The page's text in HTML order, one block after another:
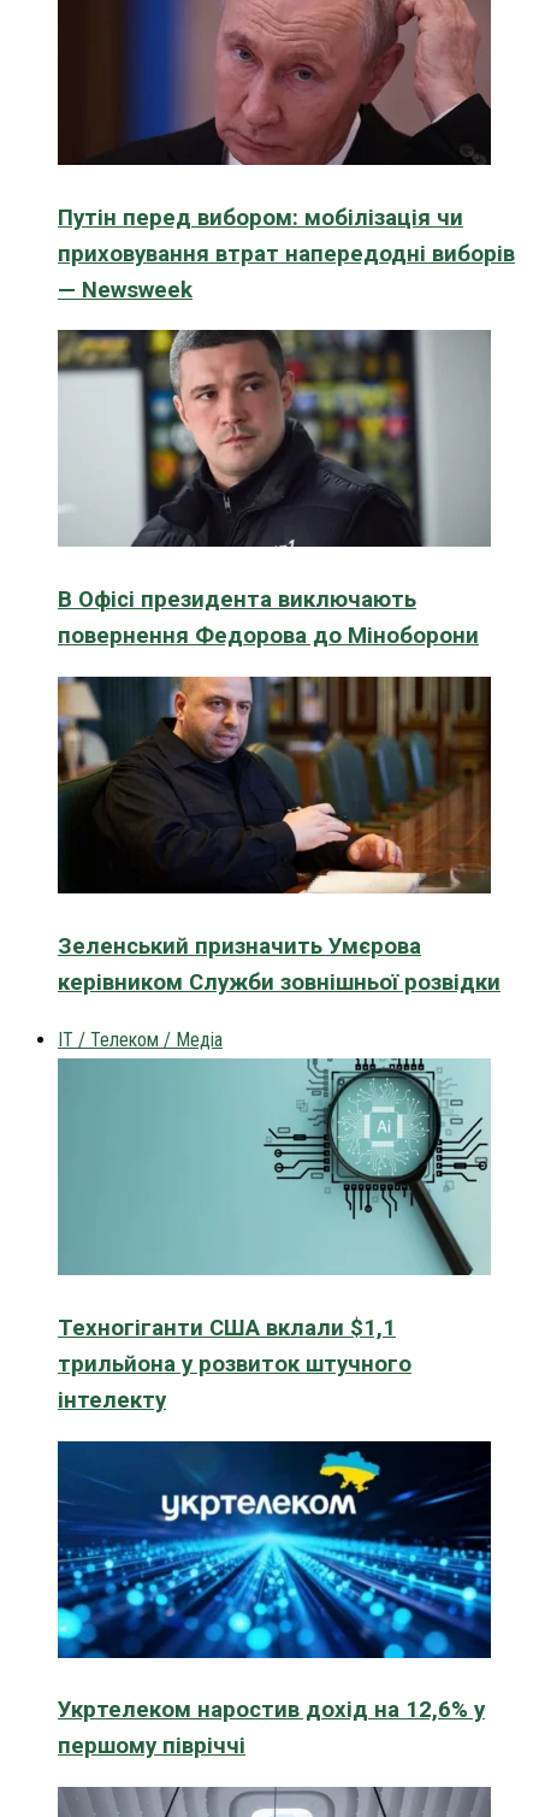
Путін перед вибором: мобілізація чи
приховування втрат напередодні виборів
— Newsweek
В Офісі президента виключають
повернення Федорова до Міноборони
Зеленський призначить Умєрова
керівником Служби зовнішньої розвідки
IT / Телеком / Медіа
Техногіганти США вклали $1,1
трильйона у розвиток штучного
інтелекту
Укртелеком наростив дохід на 12,6% у
першому півріччі